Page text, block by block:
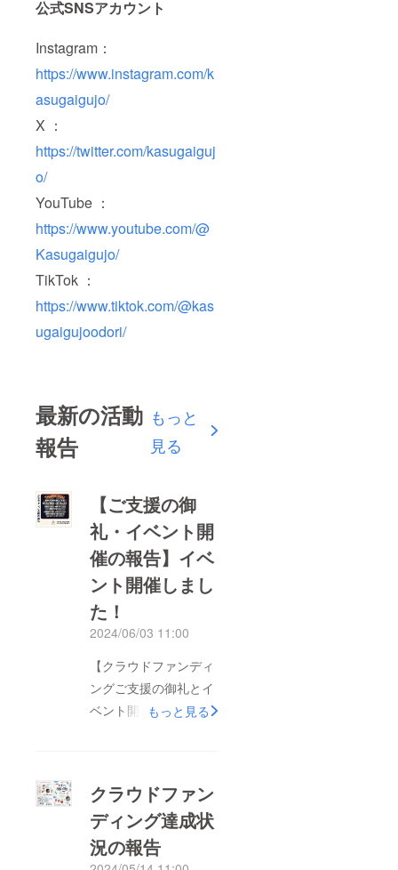
公式SNSアカウント
Instagram：
https://www.instagram.com/k
asugaigujo/
X ：
https://twitter.com/kasugaiguj
o/
YouTube ：
https://www.youtube.com/@
Kasugaigujo/
TikTok ：
https://www.tiktok.com/@kas
ugaigujoodori/
最新の活動
報告
もっと
見る
【ご支援の御
礼・イベント開
催の報告】イベ
ント開催しまし
た！
2024/06/03 11:00
【クラウドファンディ
ングご支援の御礼とイ
ベント開催の報告】
盛り上げる！初開催の
郡上おどりプロジェク
ト」は、2024年5月19
日をもって募集終了い
もっと見る
クラウドファン
ディング達成状
況の報告